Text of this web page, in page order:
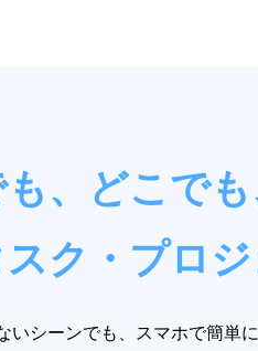
も、どこでも
ク・プロ
いシーンでも、スマホで簡単